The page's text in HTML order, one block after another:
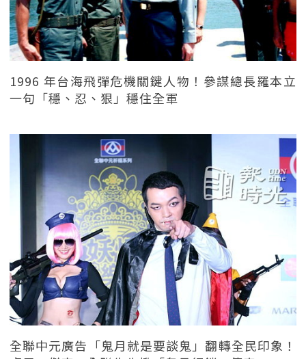
1996 年台海飛彈危機關鍵人物！參謀總長羅本立
一句「穩、忍、狠」穩住全軍
全聯中元廣告「鬼月就是要談鬼」翻轉全民印象！